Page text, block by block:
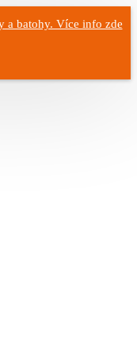
a batohy. Více info zde